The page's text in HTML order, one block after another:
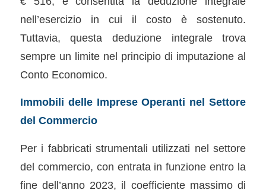
nell’esercizio in cui il costo è sostenuto.
Tuttavia, questa deduzione integrale trova
sempre un limite nel principio di imputazione al
Conto Economico.
Immobili delle Imprese Operanti nel Settore
del Commercio
Per i fabbricati strumentali utilizzati nel settore
del commercio, con entrata in funzione entro la
fine dell’anno 2023, il coefficiente massimo di